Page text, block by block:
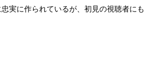
実に作られているが、初見の視聴者に